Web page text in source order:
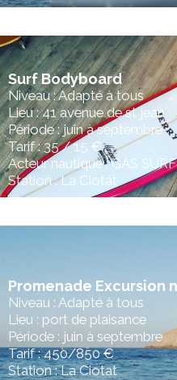
Surf Bodyboard
Niveau : Adapté à tous
Lieu : 41 avenue de st jean
Période : juin à septembre
Tarif : 35 / 15 €
Acteur nautique : GAS
Station : La Ciotat
Promenade Excursion
Niveau : Adapté à tous
Lieu : port de plaisance
Période : juin à septembre
Tarif : 450/850 €
Station : La Ciotat